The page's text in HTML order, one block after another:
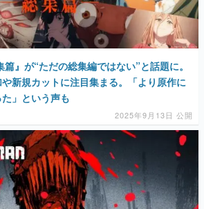
篇』が“ただの総集編ではない”と話題に。
新規カットに注目集まる。「より原作に
」という声も
2025年9月13日 公開